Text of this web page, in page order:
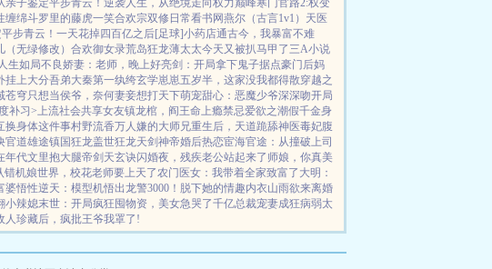
亲子鉴定平步青云！ 逆袭人生，从绝境走向权力巅峰寒门官路2:权变
缠绵斗罗里的藤虎一笑合欢宗双修日常看书网燕尔（古言1v1） 天医
步青云！ 一天花掉四百亿之后[足球]小药店通古今，我暴富不难
无绿修改） 合欢御女录荒岛狂龙薄太太今天又被扒马甲了 三A小说
人生如局不良娇妻：老师，晚上好亮剑：开局拿下鬼子据点豪门后妈
挂上大分吾弟大秦第一纨绔玄学崽崽五岁半，这家没我都得散穿越之
苍穹只想当侯爷，奈何妻妾想打天下萌宠甜心：恶魔少爷深深吻开局
补习>上流社会共享女友镇龙棺，阎王命上瘾禁忌爱欲之潮假千金身
换身体这件事村野流香万人嫌的大师兄重生后，天道跪舔神医毒妃腹
官道雄途镇国狂龙盖世狂龙天剑神帝婚后热恋宦海官途：从撞破上司
年代文里抱大腿帝剑天玄诀闪婚夜，残疾老公站起来了 师娘，你真美
错机娘世界，校花老师要上天了农门医女：我带着全家致富了 大明：
婆悟性逆天：模型机悟出龙警3000！ 脱下她的情趣内衣山雨欲来离婚
小辣媳末世：开局疯狂囤物资，美女急哭了千亿总裁宠妻成狂病弱太
人珍藏后，疯批王爷我罩了!